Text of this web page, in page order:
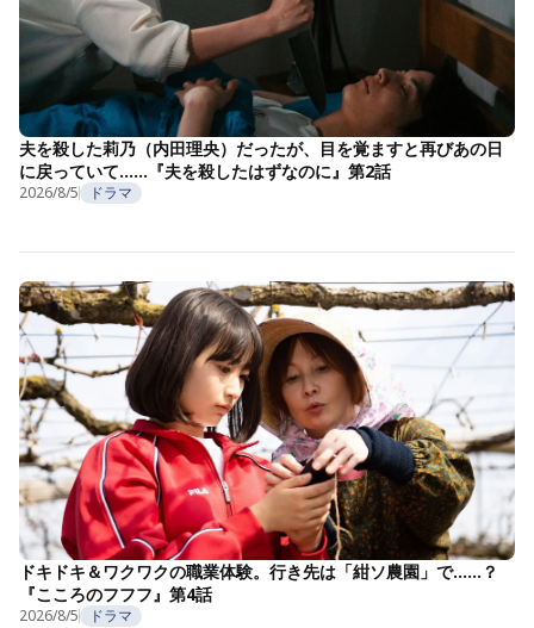
夫を殺した莉乃（内田理央）だったが、目を覚ますと再びあの日
に戻っていて……『夫を殺したはずなのに』第2話
2026/8/5 ドラマ
ドキドキ＆ワクワクの職業体験。行き先は「紺ソ農園」で……？
『こころのフフフ』第4話
2026/8/5 ドラマ